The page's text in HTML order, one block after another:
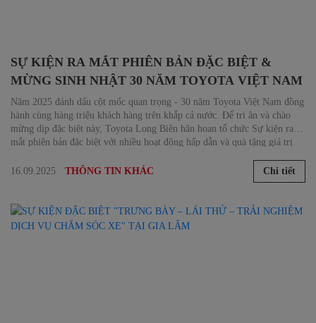
SỰ KIỆN RA MẮT PHIÊN BẢN ĐẶC BIỆT &
MỪNG SINH NHẬT 30 NĂM TOYOTA VIỆT NAM
Năm 2025 đánh dấu cột mốc quan trọng - 30 năm Toyota Việt Nam đồng
hành cùng hàng triệu khách hàng trên khắp cả nước. Để tri ân và chào
mừng dịp đặc biệt này, Toyota Long Biên hân hoan tổ chức Sự kiện ra
mắt phiên bản đặc biệt với nhiều hoạt động hấp dẫn và quà tặng giá trị
16.09.2025
THÔNG TIN KHÁC Chi tiết